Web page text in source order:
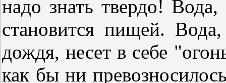
надо знать твердо!
становится пищей.
дождя, несет в себе
как бы ни